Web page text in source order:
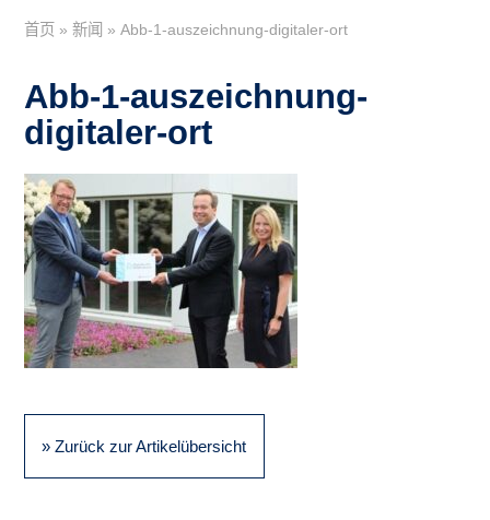
首页 »新闻 »Abb-1-auszeichnung-digitaler-ort
Abb-1-auszeichnung-
digitaler-ort
» Zurück zur Artikelübersicht